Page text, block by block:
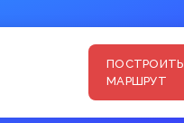
ПОСТРОИТЬ
МАРШРУТ